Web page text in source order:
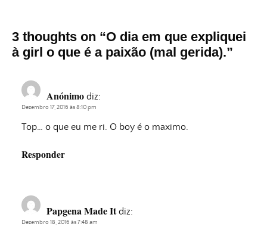
3 thoughts on “O dia em que expliquei
à girl o que é a paixão (mal gerida).”
Anónimo diz:
Dezembro 17, 2016 às 8:10 pm
Top… o que eu me ri. O boy é o maximo.
Responder
Papgena Made It diz:
Dezembro 18, 2016 às 7:48 am